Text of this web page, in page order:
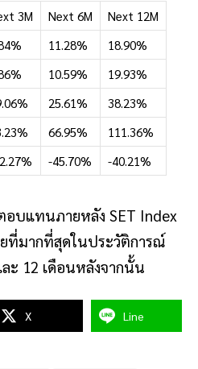
3M Next 6M
Next 12M
11.28%
18.90%
10.59%
19.93%
25.61%
38.23%
66.95%
111.36%
-45.70% -40.21%
อบแทนภายหลัง SET Index
ที่มากที่สุดในประวัติการณ์
ะ 12 เดือนหลังจากนั้น
X Line